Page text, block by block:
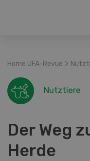
Home UFA-Revue >
Nutztiere
Der Weg
Herde